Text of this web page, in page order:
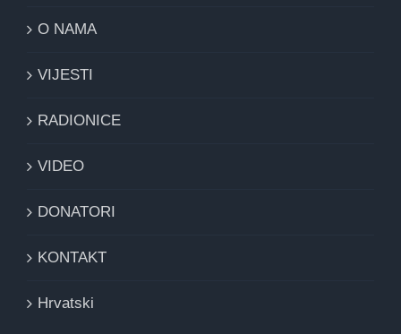
O NAMA
VIJESTI
RADIONICE
VIDEO
DONATORI
KONTAKT
Hrvatski